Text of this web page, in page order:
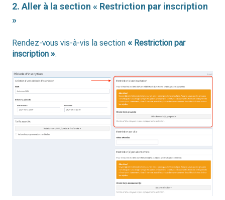
2. Aller à la section « Restriction par inscription
»
Rendez-vous vis-à-vis la section « Restriction par
inscription ».